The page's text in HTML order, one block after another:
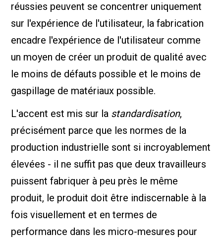
réussies peuvent se concentrer uniquement
sur l'expérience de l'utilisateur, la fabrication
encadre l'expérience de l'utilisateur comme
un moyen de créer un produit de qualité avec
le moins de défauts possible et le moins de
gaspillage de matériaux possible.
L'accent est mis sur la standardisation,
précisément parce que les normes de la
production industrielle sont si incroyablement
élevées - il ne suffit pas que deux travailleurs
puissent fabriquer à peu près le même
produit, le produit doit être indiscernable à la
fois visuellement et en termes de
performance dans les micro-mesures pour